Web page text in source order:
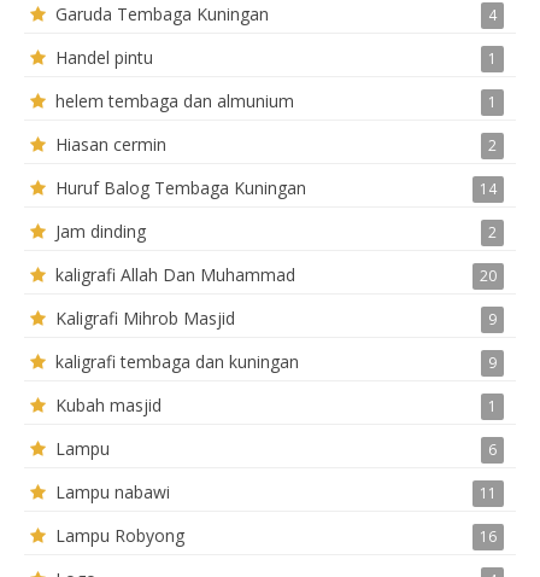
Garuda Tembaga Kuningan 4
Handel pintu 1
helem tembaga dan almunium 1
Hiasan cermin 2
Huruf Balog Tembaga Kuningan 14
Jam dinding 2
kaligrafi Allah Dan Muhammad 20
Kaligrafi Mihrob Masjid 9
kaligrafi tembaga dan kuningan 9
Kubah masjid 1
Lampu 6
Lampu nabawi 11
Lampu Robyong 16